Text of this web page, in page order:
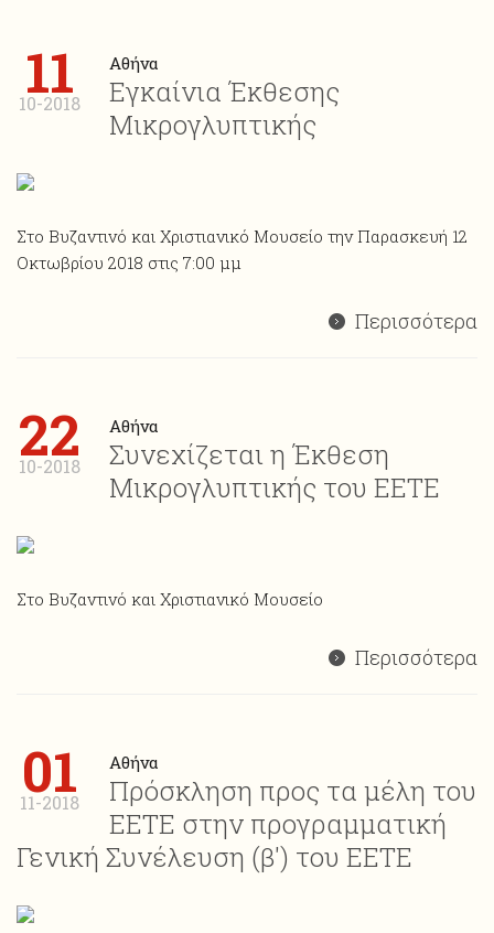
11
10-2018
Αθήνα
Εγκαίνια Έκθεσης
Μικρογλυπτικής
Στο Βυζαντινό και Χριστιανικό Μουσείο την Παρασκευή 12
Οκτωβρίου 2018 στις 7:00 μμ
Περισσότερα
22
10-2018
Αθήνα
Συνεχίζεται η Έκθεση
Μικρογλυπτικής του ΕΕΤΕ
Στο Βυζαντινό και Χριστιανικό Μουσείο
Περισσότερα
01
11-2018
Αθήνα
Πρόσκληση προς τα μέλη του
ΕΕΤΕ στην προγραμματική
Γενική Συνέλευση (β') του ΕΕΤΕ